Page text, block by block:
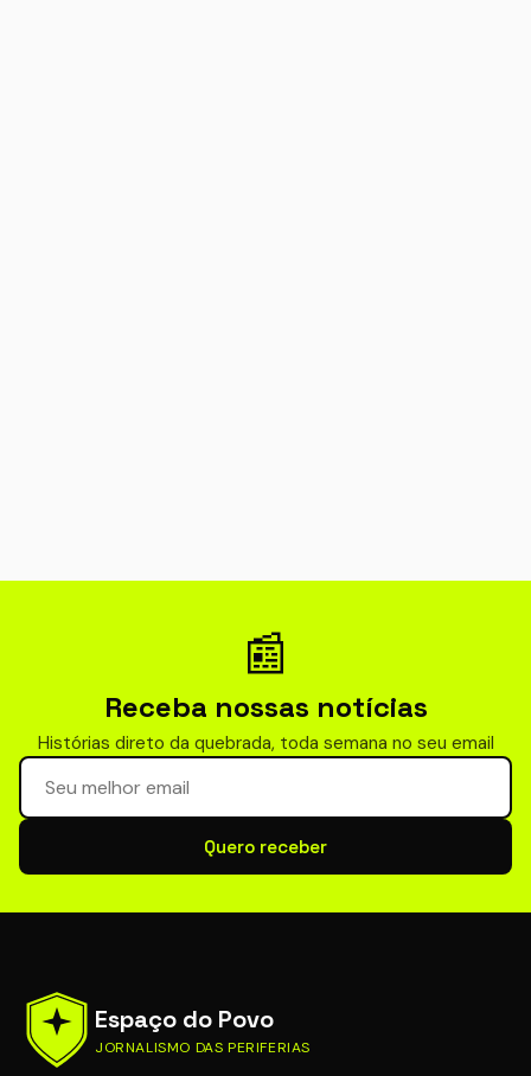
📰
Receba nossas notícias
Histórias direto da quebrada, toda semana no seu email
Seu email para newsletter
Quero receber
Espaço do Povo
JORNALISMO DAS PERIFERIAS